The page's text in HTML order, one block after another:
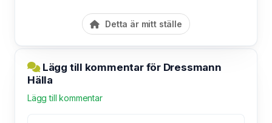
Detta är mitt ställe
Lägg till kommentar för Dressmann
Hälla
Lägg till kommentar